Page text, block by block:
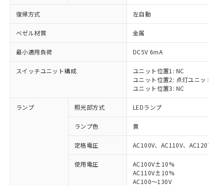
復帰方式 左自動
ベゼル材質 金属
最小適用負荷 DC5V 6mA
スイッチユニット構成
ユニット位置1: NC
ユニット位置2: 点灯ユニット
ユニット位置3: NC
ランプ 照光部方式 LEDランプ
ランプ色 黄
定格電圧 AC100V、AC110V、AC120V
使用電圧
AC100V±10%
AC110V±10%
AC100～130V